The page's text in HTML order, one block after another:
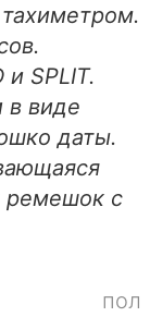
SPLIT.
в виде
даты.
ремешок с
пол